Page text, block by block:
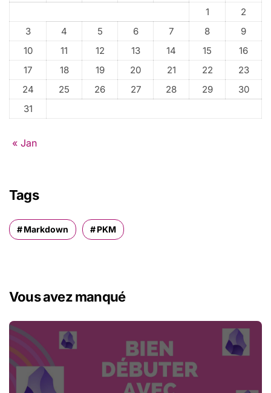
:
1
2
3
4 5 6 7 8
9
10
11 12 13 14 15
16
17
18 19 20 21 22
23
24
25 26 27 28 29
30
31
« Jan
Tags
Markdown PKM
Vous avez manqué